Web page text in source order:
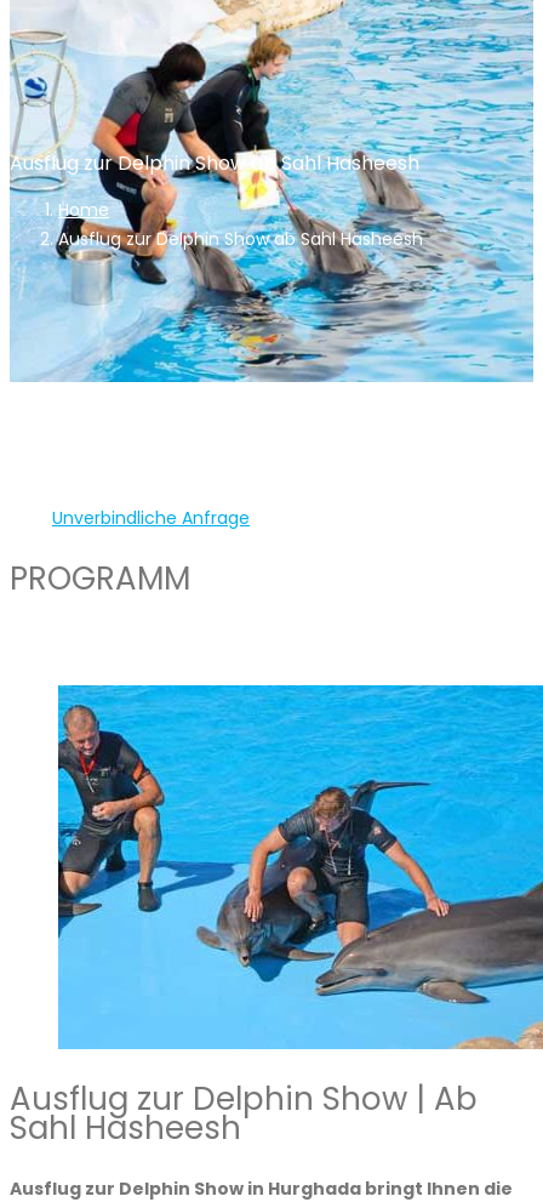
Ausflug zur Delphin Show ab Sahl Hasheesh
Home
Ausflug zur Delphin Show ab Sahl Hasheesh
Unverbindliche Anfrage
PROGRAMM
Ausflug zur Delphin Show | Ab
Sahl Hasheesh
Ausflug zur Delphin Show in Hurghada bringt Ihnen die